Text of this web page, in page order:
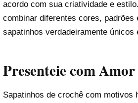
acordo com sua criatividade e
combinar diferentes cores, padrões
sapatinhos verdadeiramente únicos
Presenteie com Amor
Sapatinhos de crochê com motivos